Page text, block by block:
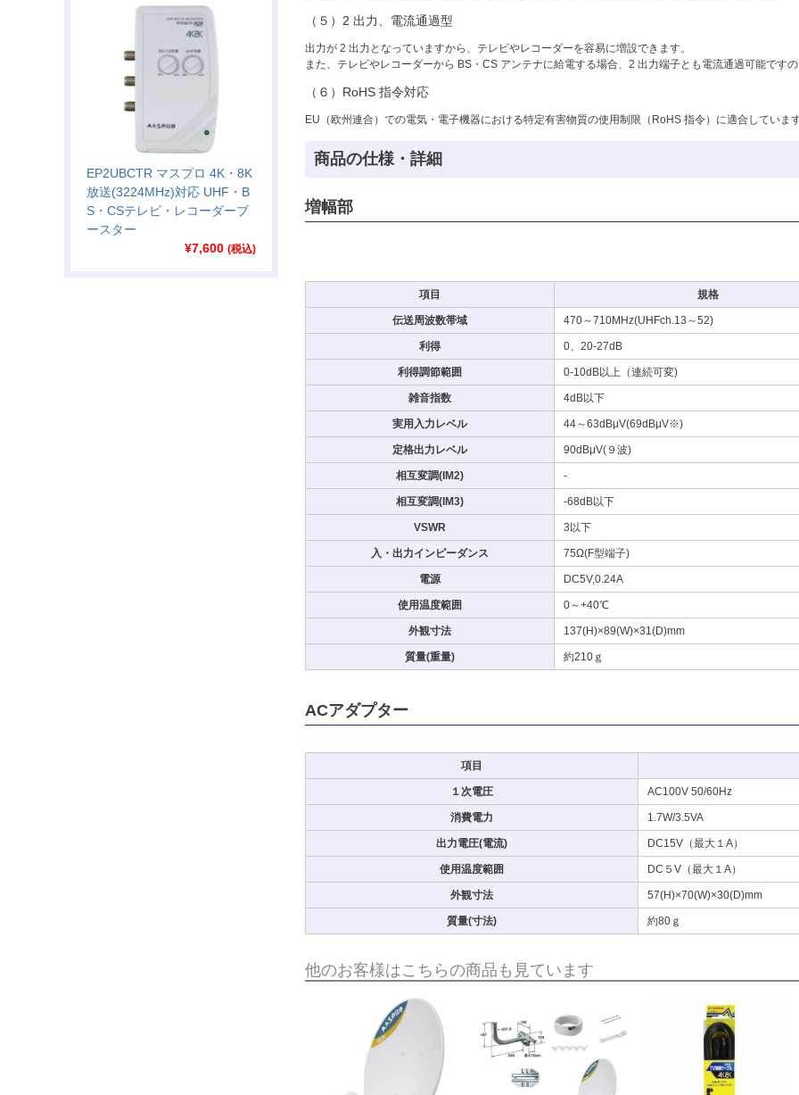
EP2UBCTR マスプロ 4K・8K
放送(3224MHz)対応 UHF・B
S・CSテレビ・レコーダーブ
ースター
¥7,600 (税込)
（５）2 出力、電流通過型
出力が 2 出力となっていますから、テレビやレコーダーを容易に増設できます。
また、テレビやレコーダーから BS・CS アンテナに給電する場合、2 出力端子とも電流通過可能です
（６）RoHS 指令対応
EU（欧州連合）での電気・電子機器における特定有害物質の使用制限（RoHS 指令）に適合していま
商品の仕様・詳細
増幅部
項目 規格
伝送周波数帯域 470～710MHz(UHFch.13～52)
利得 0、20-27dB
利得調節範囲 0-10dB以上（連続可変)
雑音指数 4dB以下
実用入力レベル 44～63dBμV(69dBμV※)
定格出力レベル 90dBμV(９波)
相互変調(IM2) -
相互変調(IM3) -68dB以下
VSWR 3以下
入・出力インピーダンス 75Ω(F型端子)
電源 DC5V,0.24A
使用温度範囲 0～+40℃
外観寸法 137(H)×89(W)×31(D)mm
質量(重量) 約210ｇ
ACアダプター
項目
１次電圧 AC100V 50/60Hz
消費電力 1.7W/3.5VA
出力電圧(電流) DC15V（最大１A）
使用温度範囲 DC５V（最大１A）
外観寸法 57(H)×70(W)×30(D)mm
質量(寸法) 約80ｇ
他のお客様はこちらの商品も見ています